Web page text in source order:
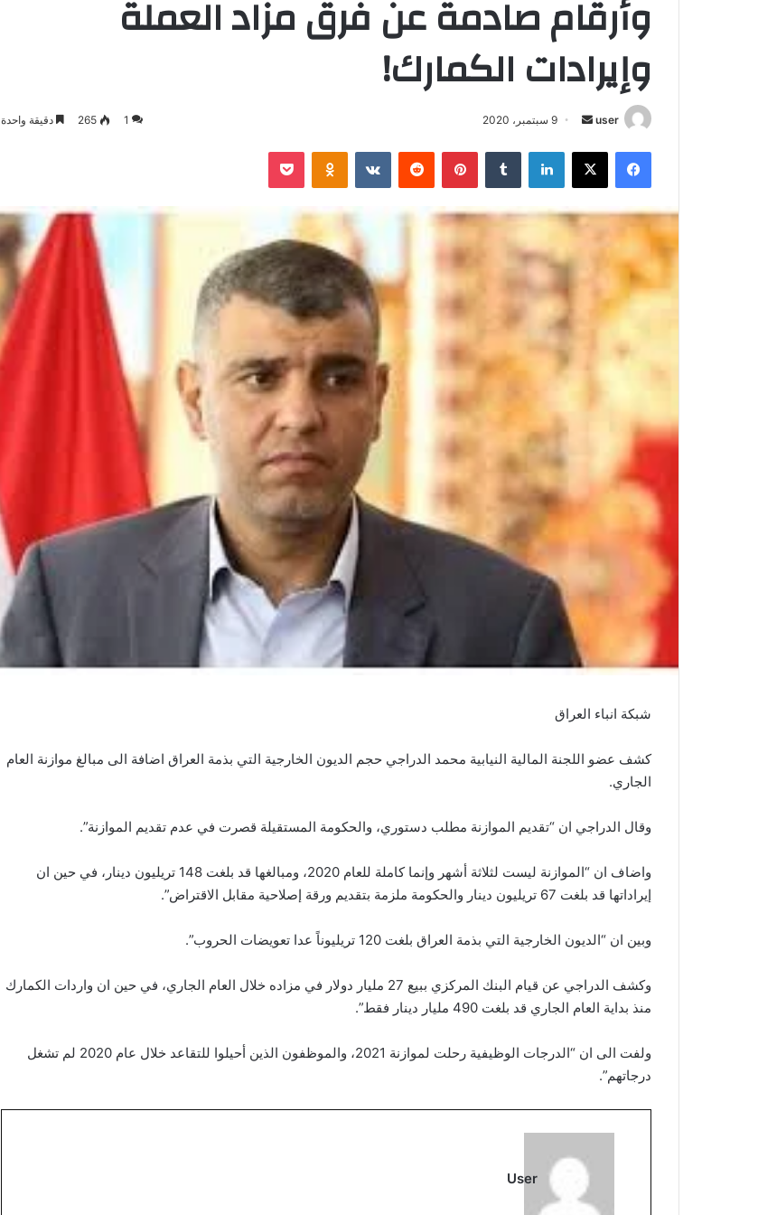
وأرقام صادمة عن فرق مزاد العملة
وإيرادات الكمارك!
user
أرسل 9 سبتمبر، 2020 1
265 دقيقة واحدة
فيسبوك ‫X لينكدإن بينتيريست Odnoklassniki
‫Pocket
شبكة انباء العراق
كشف عضو اللجنة المالية النيابية محمد الدراجي حجم الديون الخارجية التي بذمة العراق اضافة الى مبالغ موازنة العام
الجاري.
وقال الدراجي ان “تقديم الموازنة مطلب دستوري، والحكومة المستقيلة قصرت في عدم تقديم الموازنة”.
واضاف ان “الموازنة ليست لثلاثة أشهر وإنما كاملة للعام 2020، ومبالغها قد بلغت 148 تريليون دينار، في حين ان
إيراداتها قد بلغت 67 تريليون دينار والحكومة ملزمة بتقديم ورقة إصلاحية مقابل الاقتراض”.
وبين ان “الديون الخارجية التي بذمة العراق بلغت 120 تريليوناً عدا تعويضات الحروب”.
وكشف الدراجي عن قيام البنك المركزي ببيع 27 مليار دولار في مزاده خلال العام الجاري، في حين ان واردات الكمارك
منذ بداية العام الجاري قد بلغت 490 مليار دينار فقط”.
ولفت الى ان “الدرجات الوظيفية رحلت لموازنة 2021، والموظفون الذين أحيلوا للتقاعد خلال عام 2020 لم تشغل
درجاتهم”.
User